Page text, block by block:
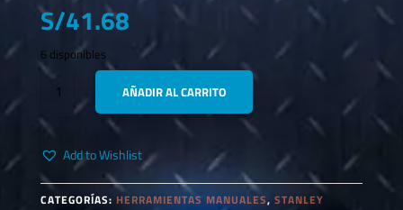
S/41.68
6 disponibles
STANLEY
621
LLAVE
STILLSON
8"
CANTIDAD
AÑADIR AL CARRITO
Add to Wishlist
CATEGORÍAS: HERRAMIENTAS MANUALES, STANLEY